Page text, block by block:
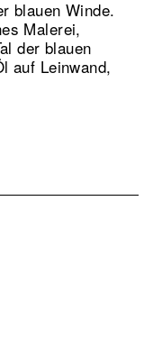
blauen Winde.
Malerei,
der blauen
auf Leinwand,